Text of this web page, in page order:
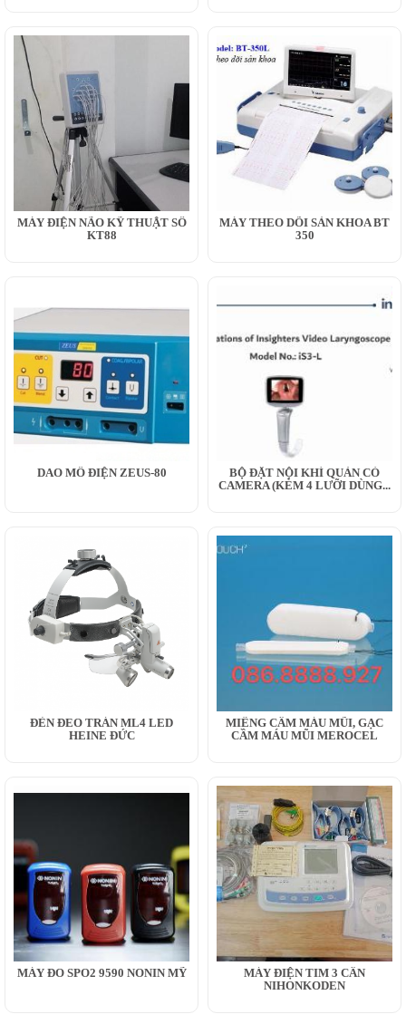
MÁY ĐIỆN NÃO KỸ THUẬT SỐ
KT88
MÁY THEO DÕI SẢN KHOA BT
350
DAO MỔ ĐIỆN ZEUS-80
BỘ ĐẶT NỘI KHÍ QUẢN CÓ
CAMERA (KÈM 4 LƯỠI DÙNG...
ĐÈN ĐEO TRÁN ML4 LED
HEINE ĐỨC
MIẾNG CẦM MÁU MŨI, GẠC
CẦM MÁU MŨI MEROCEL
MÁY ĐO SPO2 9590 NONIN MỸ
MÁY ĐIỆN TIM 3 CẦN
NIHONKODEN